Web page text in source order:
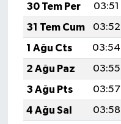
30 Tem Per
03:51
31 Tem Cum
03:52
1 Ağu Cts
03:54
2 Ağu Paz
03:55
3 Ağu Pts
03:57
4 Ağu Sal
03:58